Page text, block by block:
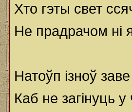
Хто гэты свет
Не прадрачом нi
Натоўп iзноў
Каб не загiнуць у